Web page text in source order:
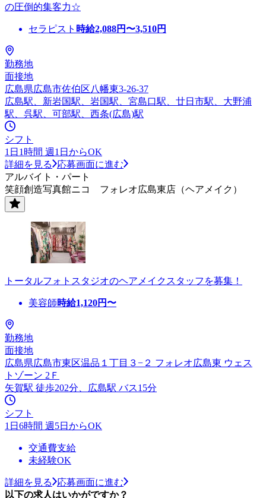
の圧倒的集客力☆
セラピスト 時給2,088円〜3,510円
勤務地
面接地
広島県広島市佐伯区八幡東3-26-37
広島駅、新岩国駅、岩国駅、宮島口駅、廿日市駅、大野浦
駅、呉駅、可部駅、西条(広島)駅
シフト
1日1時間 週1日からOK
詳細を見る
応募画面に進む
アルバイト・パート
笑顔創造写真館ニコ フォレオ広島東店（ヘアメイク）
トータルフォトスタジオのヘアメイクスタッフを募集！
美容師時給1,120円〜
勤務地
面接地
広島県広島市東区温品１丁目３−２ フォレオ広島東 ウェス
トゾーン 2Ｆ
矢賀駅 徒歩202分、広島駅 バス15分
シフト
1日6時間 週5日からOK
交通費支給
未経験OK
詳細を見る
応募画面に進む
以下の求人はいかがですか？